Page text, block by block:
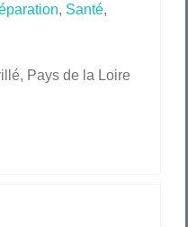
, Santé,
Pays de la Loire